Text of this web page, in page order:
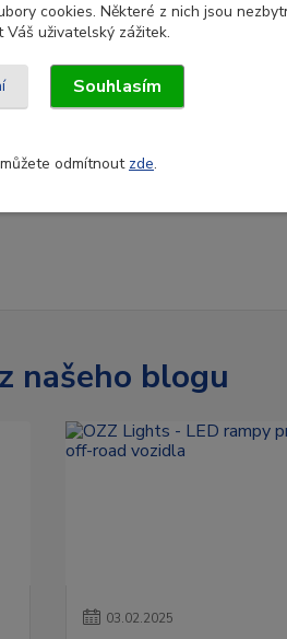
našeho blogu
03.02.2025
cookies. Některé z nich jsou
uživatelský zážitek.
Souhlasím
odmítnout zde.